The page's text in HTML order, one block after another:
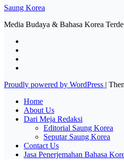
Saung Korea
Media Budaya & Bahasa Korea
Proudly powered by WordPress |
Home
About Us
Dari Meja Redaksi
Editorial Saung Korea
Seputar Saung Korea
Contact Us
Jasa Penerjemahan Bahasa